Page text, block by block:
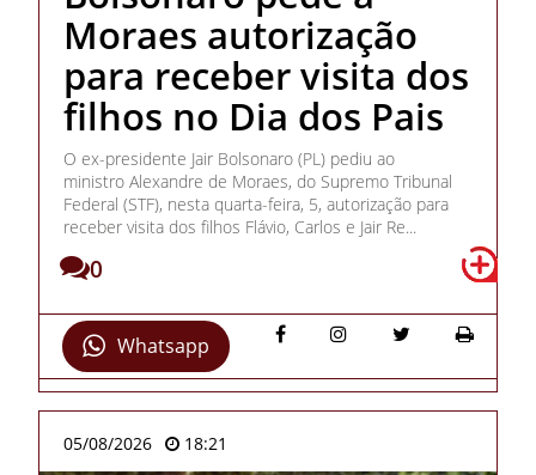
Moraes autorização
para receber visita dos
filhos no Dia dos Pais
O ex-presidente Jair Bolsonaro (PL) pediu ao
ministro Alexandre de Moraes, do Supremo Tribunal
Federal (STF), nesta quarta-feira, 5, autorização para
receber visita dos filhos Flávio, Carlos e Jair Re...
0
Whatsapp
05/08/2026 18:21